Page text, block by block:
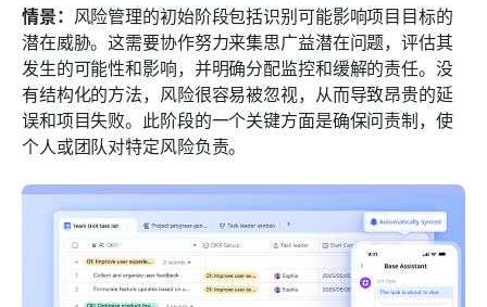
情景： 风险管理的初始阶段包括识别可能影响项目目标的
潜在威胁。这需要协作努力来集思广益潜在问题，评估其
发生的可能性和影响，并明确分配监控和缓解的责任。没
有结构化的方法，风险很容易被忽视，从而导致昂贵的延
误和项目失败。此阶段的一个关键方面是确保问责制，使
个人或团队对特定风险负责。